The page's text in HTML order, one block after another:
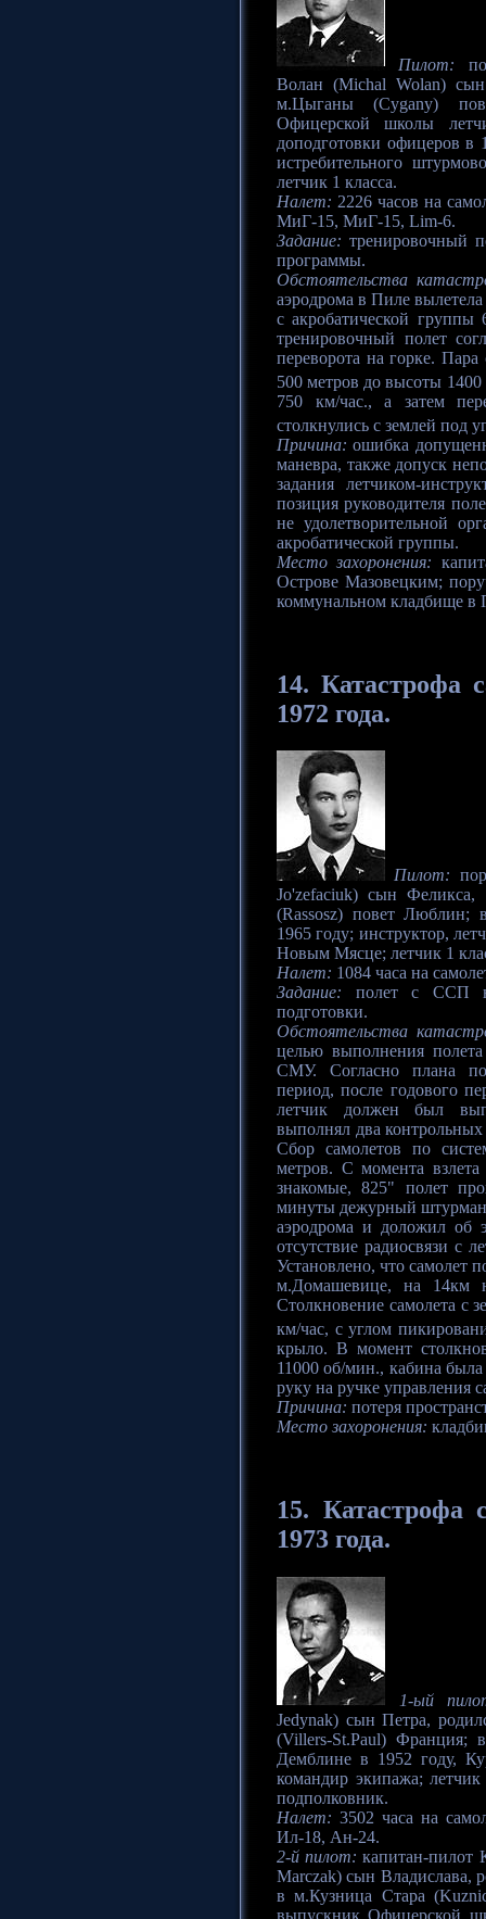
Пилот:
Волан (Michal Wolan)
м.Цыганы (Cygany)
Офицерской школы
доподготовки офицеров в
истребительного
летчик 1 класса.
Налет: 2226 часов на
МиГ-15, МиГ-15, Lim-6.
Задание: тренировочный
программы.
Обстоятельства
аэродрома в Пиле
с акробатической
тренировочный полет
переворота на горке.
500 метров до высоты
750 км/час., а затем
столкнулись с землей под
Причина: ошибка
маневра, также допуск
задания летчиком-
позиция руководителя
не удолетворительной
акробатической группы.
Место захоронения:
Острове Мазовецким;
коммунальном кладбище в
14.Катастрофа
1972 года.
Пилот:
Jo'zefaciuk) сын
(Rassosz) повет Люблин;
1965 году; инструктор,
Новым Мясце; летчик 1
Налет: 1084 часа на
Задание: полет с ССП
подготовки.
Обстоятельства
целью выполнения
СМУ. Согласно плана
период, после годового
летчик должен был
выполнял два контрольных
Сбор самолетов по
метров. С момента
знакомые, 825" полет
минуты дежурный
аэродрома и доложил об
отсутствие радиосвязи с
Установлено, что самолет
м.Домашевице, на 14км
Столкновение самолета с
км/час, с углом
крыло. В момент
11000 об/мин., кабина
руку на ручке управления
Причина: потеря
Место захоронения:
15. Катастрофа
1973 года.
1-ый
Jedynak) сын Петра,
(Villers-St.Paul) Франция;
Демблине в 1952 году,
командир экипажа;
подполковник.
Налет: 3502 часа на
Ил-18, Ан-24.
2-й пилот: капитан-пилот
Marczak) сын Владислава,
в м.Кузница Стара